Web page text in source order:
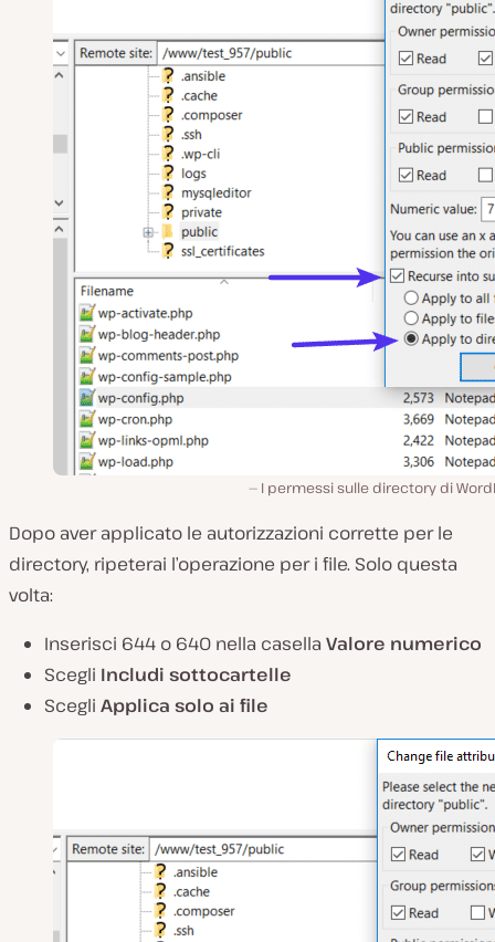
I permessi sulle directory di
Dopo aver applicato le autorizzazioni corrette per le
directory, ripeterai l’operazione per i file. Solo questa
volta:
Inserisci 644 o 640 nella casella Valore numerico
Scegli Includi sottocartelle
Scegli Applica solo ai file